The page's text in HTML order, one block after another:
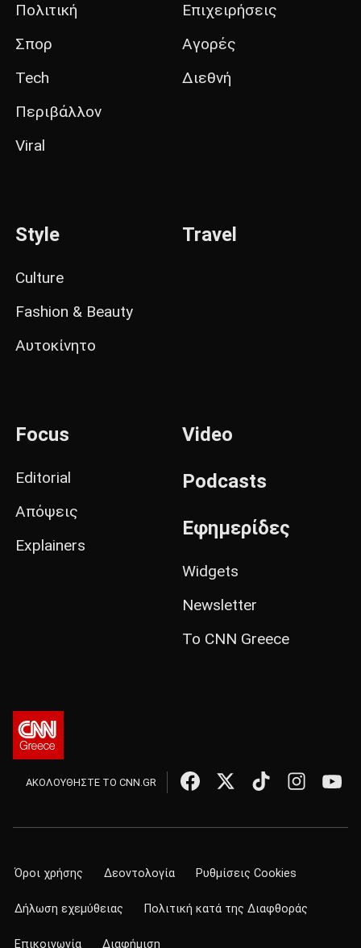
Πολιτική
Σπορ
Tech
Περιβάλλον
Viral
Επιχειρήσεις
Αγορές
Διεθνή
Style
Culture
Fashion & Beauty
Αυτοκίνητο
Travel
Focus
Editorial
Απόψεις
Explainers
Video
Podcasts
Εφημερίδες
Widgets
Newsletter
Το CNN Greece
ΑΚΟΛΟΥΘΗΣΤΕ ΤΟ CNN.GR
Όροι χρήσης Δεοντολογία Ρυθμίσεις Cookies
Δήλωση εχεμύθειας Πολιτική κατά της Διαφθοράς
Επικοινωνία Διαφήμιση